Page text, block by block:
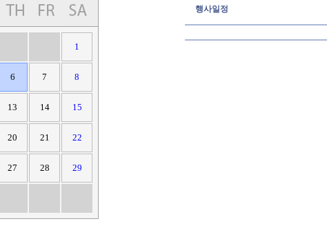
1
6 7 8
13 14 15
20 21 22
27 28 29
행사일정